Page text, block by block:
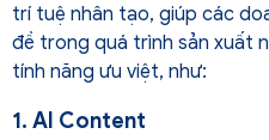
trí tuệ nhân tạo, giúp các
đề trong quá trình sản xuất
tính năng ưu việt, như:
1. AI Content